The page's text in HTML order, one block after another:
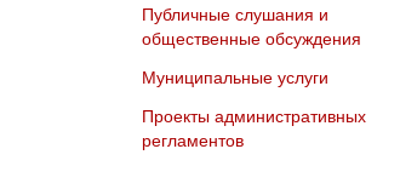
Публичные слушания и
общественные обсуждения
Муниципальные услуги
Проекты административных
регламентов